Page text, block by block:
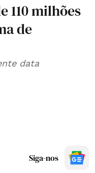
110 milhões
de
data
Siga-nos